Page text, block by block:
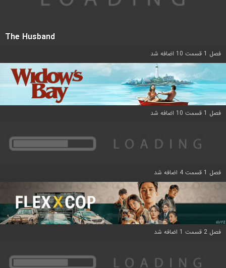
The Husband
فصل 1 قسمت 10 اضافه شد
فصل 1 قسمت 10 اضافه شد
فصل 1 قسمت 4 اضافه شد
فصل 2 قسمت 1 اضافه شد